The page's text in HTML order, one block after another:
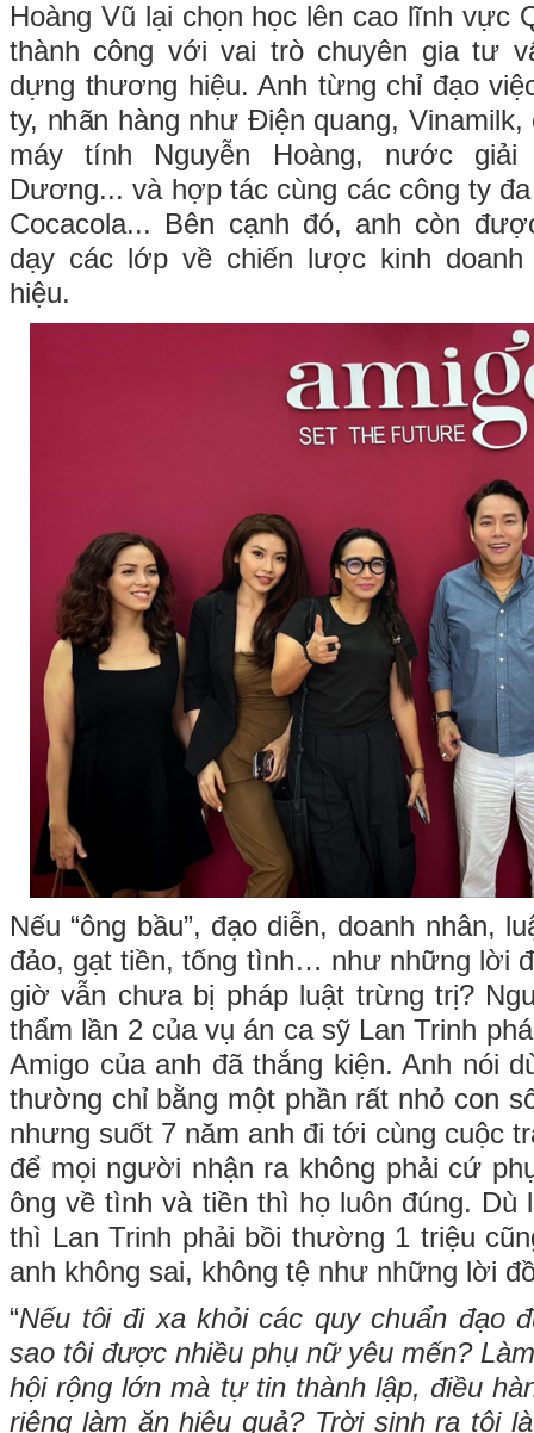
Hoàng Vũ lại chọn học lên cao lĩnh vực
thành công với vai trò chuyên gia tư
dựng thương hiệu. Anh từng chỉ đạo
ty, nhãn hàng như Điện quang, Vinamilk,
máy tính Nguyễn Hoàng, nước
Dương... và hợp tác cùng các công ty
Cocacola... Bên cạnh đó, anh còn
dạy các lớp về chiến lược kinh
hiệu.
Nếu “ông bầu”, đạo diễn, doanh nhân,
đảo, gạt tiền, tống tình… như những lời
giờ vẫn chưa bị pháp luật trừng trị?
thẩm lần 2 của vụ án ca sỹ Lan Trinh
Amigo của anh đã thắng kiện. Anh nói
thường chỉ bằng một phần rất nhỏ con
nhưng suốt 7 năm anh đi tới cùng cuộc
để mọi người nhận ra không phải cứ
ông về tình và tiền thì họ luôn đúng. Dù
thì Lan Trinh phải bồi thường 1 triệu
anh không sai, không tệ như những lời
“Nếu tôi đi xa khỏi các quy chuẩn đạo
sao tôi được nhiều phụ nữ yêu mến?
hội rộng lớn mà tự tin thành lập, điều
riêng làm ăn hiệu quả? Trời sinh ra tôi